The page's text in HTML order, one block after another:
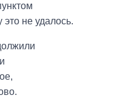
не удалось.